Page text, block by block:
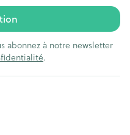
abonnez à notre newsletter
.